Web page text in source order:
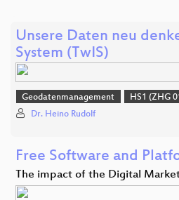
Unsere Daten neu
System (TwIS)
Geodatenmanagement HS1 (ZHG
Dr. Heino Rudolf
Free Software and
The impact of the Digital